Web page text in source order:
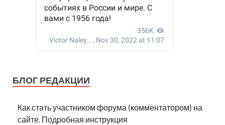
БЛОГ РЕДАКЦИИ
Как стать участником форума (комментатором) на
сайте. Подробная инструкция